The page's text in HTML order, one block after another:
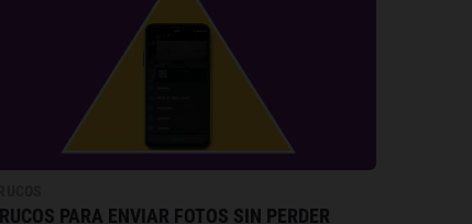
PARA ENVIAR FOTOS SIN PERDER